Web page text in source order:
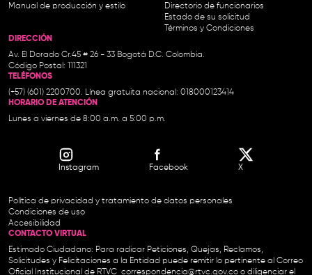
Manual de producción y estilo
Directorio de funcionarios
Estado de su solicitud
Términos y Condiciones
DIRECCIÓN
Av. El Dorado Cr.45 # 26 - 33 Bogotá D.C. Colombia.
Código Postal: 111321
TELÉFONOS
(+57) (601) 2200700. Línea gratuita nacional: 018000123414
HORARIO DE ATENCIÓN
Lunes a viernes de 8:00 a.m. a 5:00 p.m.
Instagram Facebook X
Política de privacidad y tratamiento de datos personales
Condiciones de uso
Accesibilidad
CONTACTO VIRTUAL
Estimado Ciudadano: Para radicar Peticiones, Quejas, Reclamos,
Solicitudes y Felicitaciones a la Entidad puede remitir lo pertinente al Correo
Oficial Institucional de RTVC correspondencia@rtvc.gov.co o diligenciar el